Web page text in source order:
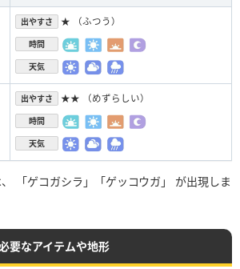
出やすさ ★ （ふつう）
時間
天気
出やすさ ★★ （めずらしい）
時間
天気
「ゲコガシラ」「ゲッコウガ」 が出現しま
要なアイテムや地形